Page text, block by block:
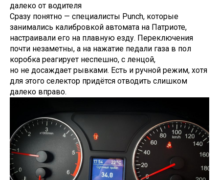
далеко от водителя
Сразу понятно — специалисты Punch, которые
занимались калибровкой автомата на Патриоте,
настраивали его на плавную езду. Переключения
почти незаметны, а на нажатие педали газа в пол
коробка реагирует неспешно, с ленцой,
но не досаждает рывками. Есть и ручной режим, хотя
для этого селектор придётся отводить слишком
далеко вправо.